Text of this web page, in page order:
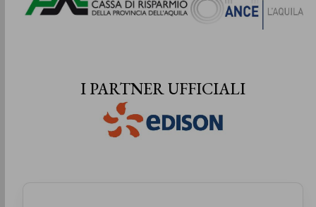
I PARTNER UFFICIALI